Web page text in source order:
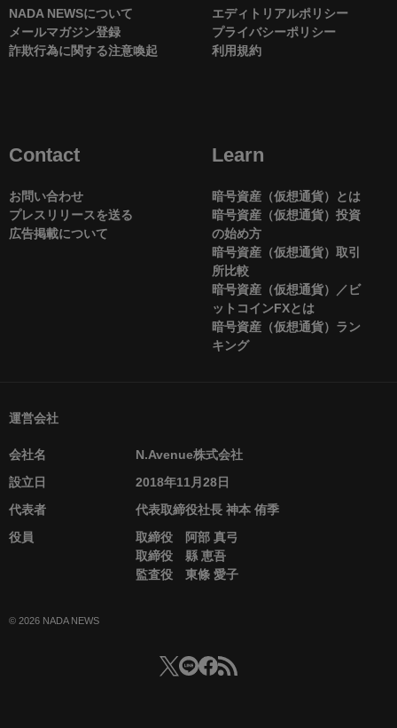
NADA NEWSについて
メールマガジン登録
詐欺行為に関する注意喚起
エディトリアルポリシー
プライバシーポリシー
利用規約
Contact
お問い合わせ
プレスリリースを送る
広告掲載について
Learn
暗号資産（仮想通貨）とは
暗号資産（仮想通貨）投資
の始め方
暗号資産（仮想通貨）取引
所比較
暗号資産（仮想通貨）／ビ
ットコインFXとは
暗号資産（仮想通貨）ラン
キング
運営会社
会社名
N.Avenue株式会社
設立日
2018年11月28日
代表者
代表取締役社長 神本 侑季
役員
取締役 阿部 真弓
取締役 縣 恵吾
監査役 東條 愛子
© 2026 NADA NEWS